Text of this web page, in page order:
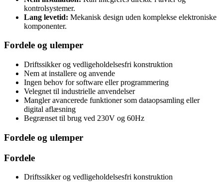
kontrolsystemer.
Lang levetid: Mekanisk design uden komplekse elektroniske
komponenter.
Fordele og ulemper
Driftssikker og vedligeholdelsesfri konstruktion
Nem at installere og anvende
Ingen behov for software eller programmering
Velegnet til industrielle anvendelser
Mangler avancerede funktioner som dataopsamling eller
digital aflæsning
Begrænset til brug ved 230V og 60Hz
Fordele og ulemper
Fordele
Driftssikker og vedligeholdelsesfri konstruktion